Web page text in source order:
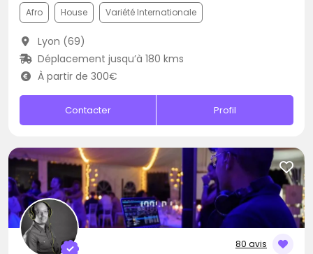
Afro House Variété Internationale
Lyon (69)
Déplacement jusqu’à 180 kms
À partir de 300€
Contacter Profil
80 avis